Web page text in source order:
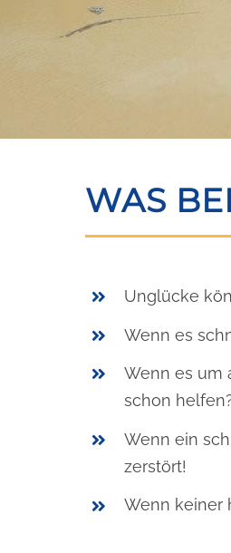
WAS
Unglücke
Wenn es
Wenn es um
schon
Wenn ein
zerstört!
Wenn keiner